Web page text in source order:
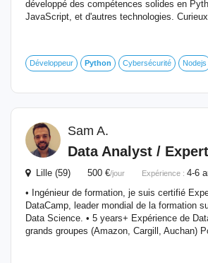
développé des compétences solides en
JavaScript, et d'autres technologies.
Développeur Python Cybersécurité Nodejs
Sam A.
Data Analyst /
Lille (59) 500 €/jour Expérience : 4-6
• Ingénieur de formation, je suis certifié
DataCamp, leader mondial de la formation
Data Science. • 5 years+ Expérience de
grands groupes (Amazon, Cargill, Auchan)